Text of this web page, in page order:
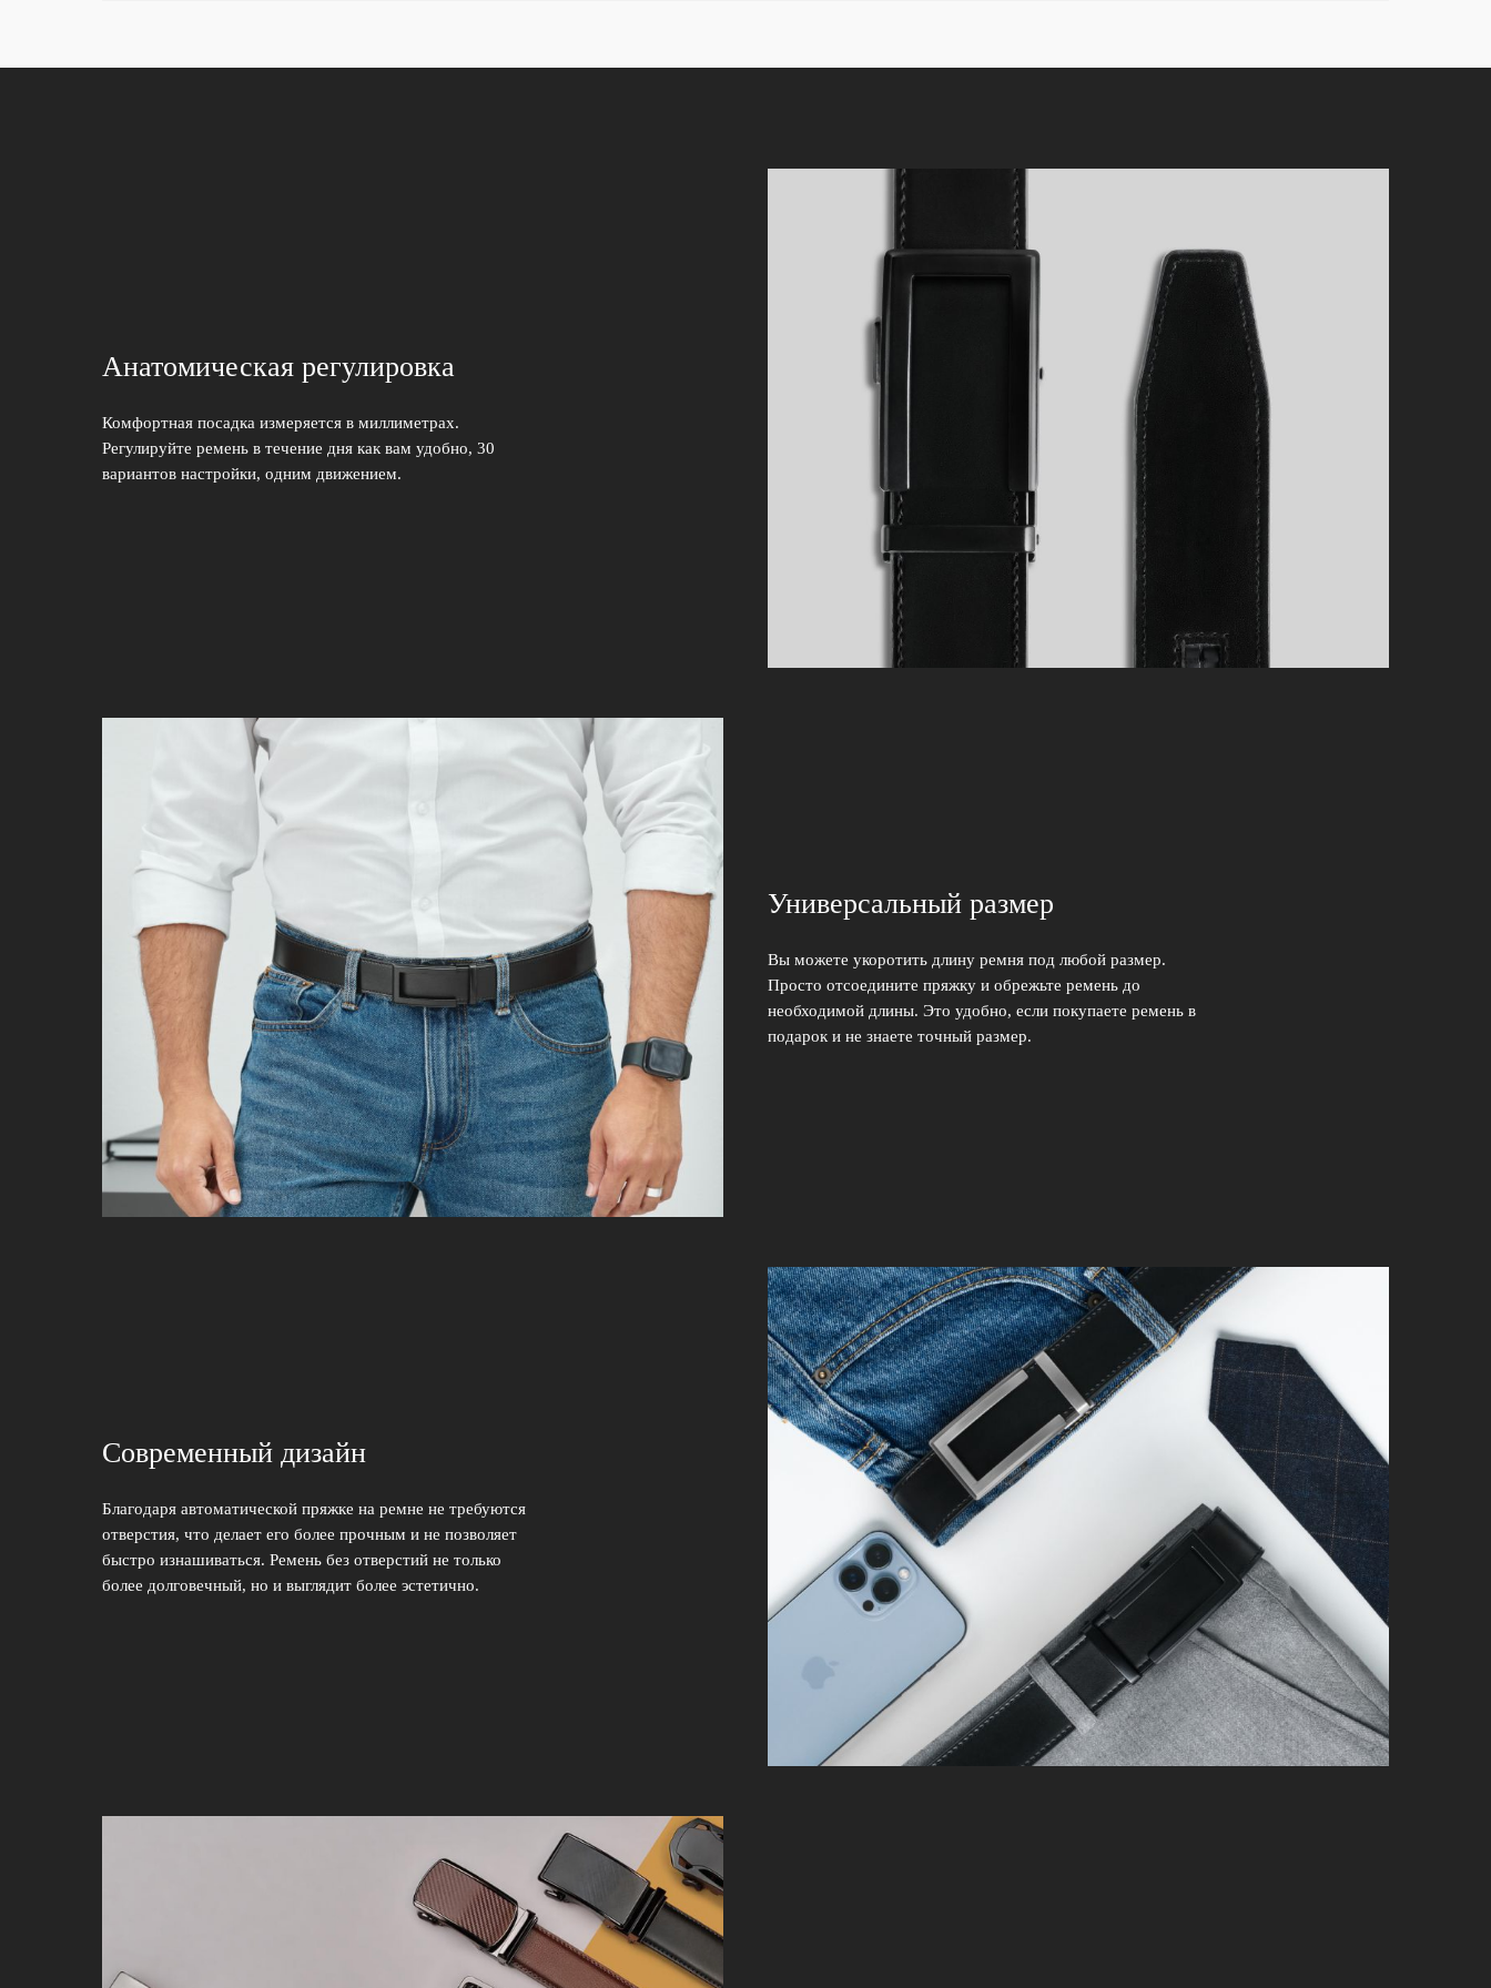
Анатомическая регулировка
Комфортная посадка измеряется в миллиметрах.
Регулируйте ремень в течение дня как вам удобно, 30
вариантов настройки, одним движением.
Универсальный размер
Вы можете укоротить длину ремня под любой размер.
Просто отсоедините пряжку и обрежьте ремень до
необходимой длины. Это удобно, если покупаете ремень в
подарок и не знаете точный размер.
Современный дизайн
Благодаря автоматической пряжке на ремне не требуются
отверстия, что делает его более прочным и не позволяет
быстро изнашиваться. Ремень без отверстий не только
более долговечный, но и выглядит более эстетично.